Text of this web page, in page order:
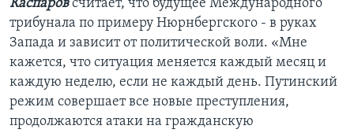
Каспаровсчитает, что будущее Международного
трибунала по примеру Нюрнбергского - в руках
Запада и зависит от политической воли. «Мне
кажется, что ситуация меняется каждый месяц и
каждую неделю, если не каждый день. Путинский
режим совершает все новые преступления,
продолжаются атаки на гражданскую